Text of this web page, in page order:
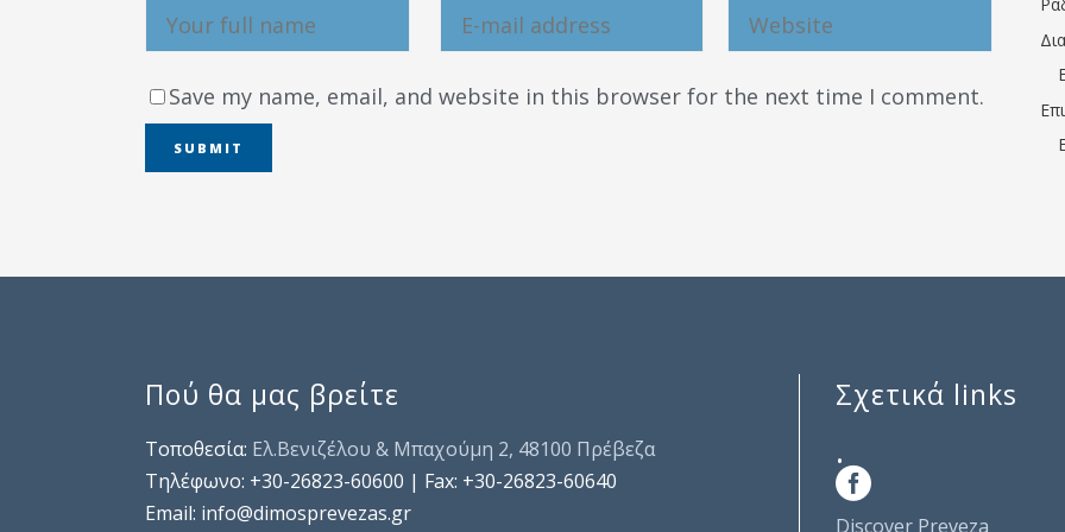
Save my name, email, and website in this browser for the next time I comment.
Πού θα μας βρείτε
Τοποθεσία: Ελ.Βενιζέλου & Μπαχούμη 2, 48100 Πρέβεζα
Τηλέφωνo: +30-26823-60600 | Fax: +30-26823-60640
Email: info@dimosprevezas.gr
Σχετικά links
.
Discover Preveza